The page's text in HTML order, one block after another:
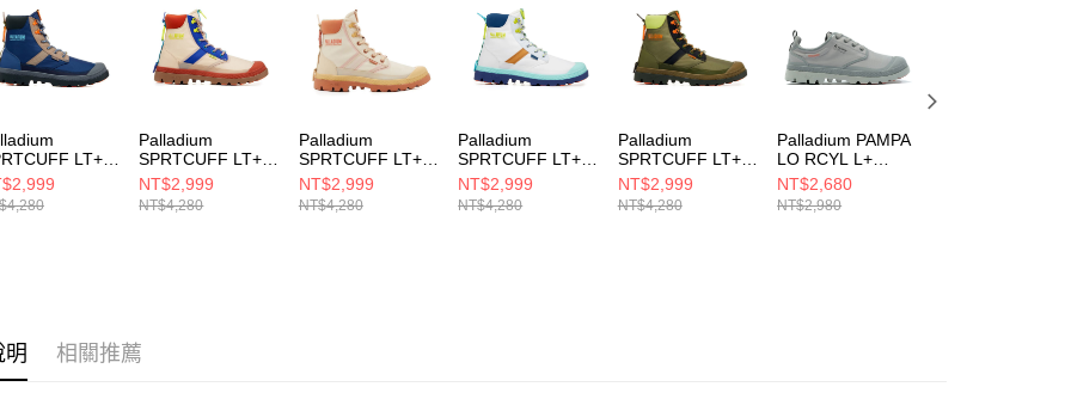
５．嚴禁一人註冊多個帳號或使用他人資訊註冊。若發現惡意使用之情
形，恩沛科技股份有限公司將有權停止該用戶之使用額度並採取法律行
動。
LT+
WP+~DARK
男女 休閒鞋
Palladium
SPRTCUFF LT+
VPR WP+~TAUPE
男女 休閒鞋
74068062
NT$2,999
NT$4,280
Palladium
SPRTCUFF LT+
VPR WP+~ASH
WOOD 男女 休閒
鞋 74068289
NT$2,999
NT$4,280
Palladium
SPRTCUFF LT+
VPR
WP+~CREAM
WHITE 男女 休閒
NT$2,999
NT$4,280
Palladium
SPRTCUFF LT+
VPR WP+~DARK
KAKI 男女 休閒鞋
74068376
NT$2,999
NT$4,280
Palladium PAMPA
LO RCYL L+
WP+~TITANIUM
男女 休閒鞋 灰
79145011
NT$2,680
NT$2,980
明 相關推薦